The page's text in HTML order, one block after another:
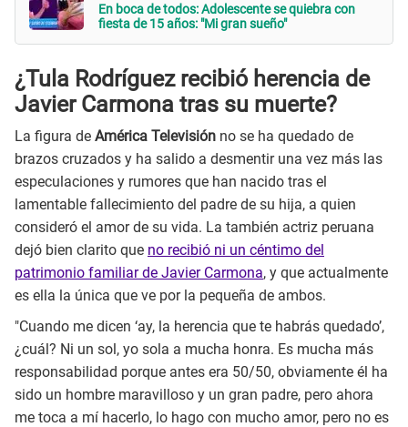
En boca de todos: Adolescente se quiebra con
fiesta de 15 años: "Mi gran sueño"
¿Tula Rodríguez recibió herencia de
Javier Carmona tras su muerte?
La figura de América Televisión no se ha quedado de
brazos cruzados y ha salido a desmentir una vez más las
especulaciones y rumores que han nacido tras el
lamentable fallecimiento del padre de su hija, a quien
consideró el amor de su vida. La también actriz peruana
dejó bien clarito que no recibió ni un céntimo del
patrimonio familiar de Javier Carmona, y que actualmente
es ella la única que ve por la pequeña de ambos.
"Cuando me dicen ‘ay, la herencia que te habrás quedado’,
¿cuál? Ni un sol, yo sola a mucha honra. Es mucha más
responsabilidad porque antes era 50/50, obviamente él ha
sido un hombre maravilloso y un gran padre, pero ahora
me toca a mí hacerlo, lo hago con mucho amor, pero no es